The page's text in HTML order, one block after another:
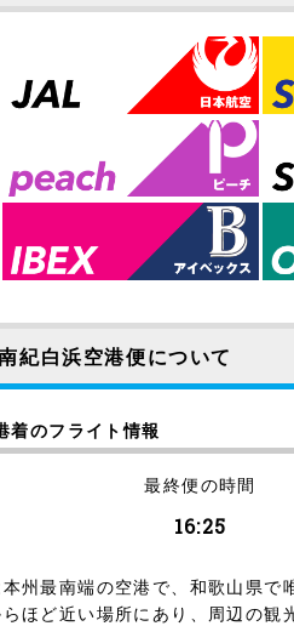
紀白浜空港便について
着のフライト情報
最終便の時間
16:25
州最南端の空港で、和歌山県で
ほど近い場所にあり、周辺の観